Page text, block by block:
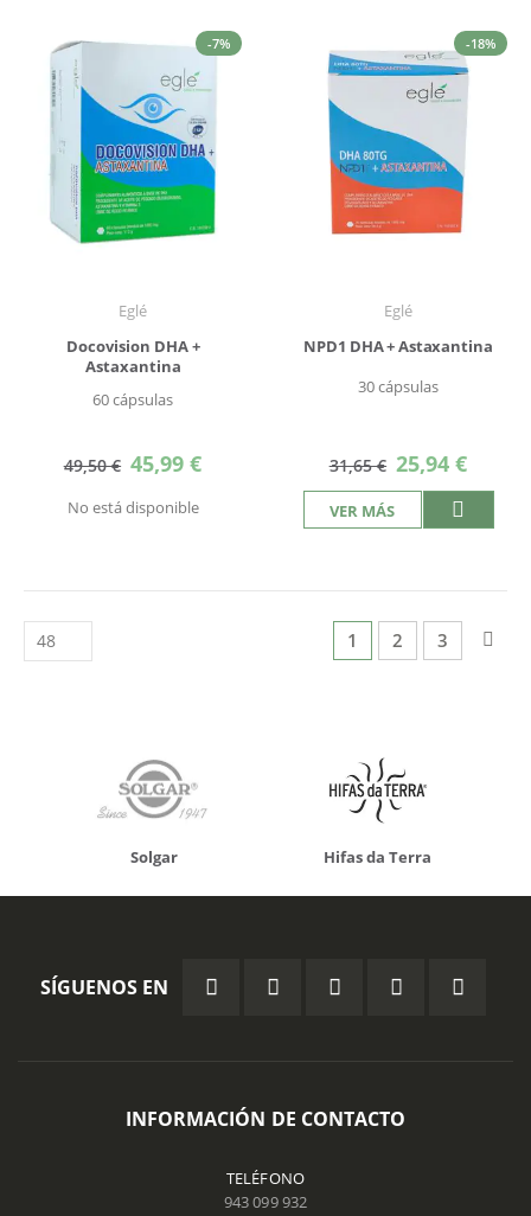
-7%
Eglé
Docovision DHA +
Astaxantina
60 cápsulas
49,50 € Precio
especial
45,99 €
No está disponible
-18%
Eglé
NPD1 DHA + Astaxantina
30 cápsulas
31,65 € Precio
especial
25,94 €
VER MÁS
Página
Actualmente estás
1 Página
2 Página
3
Solgar Hifas da Terra
SÍGUENOS EN
INFORMACIÓN DE CONTACTO
TELÉFONO
943 099 932